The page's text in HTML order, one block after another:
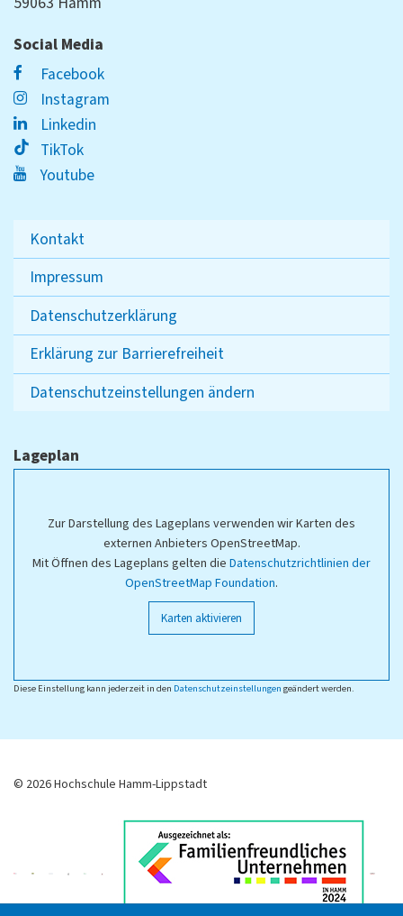
Social Media
Facebook
Instagram
Linkedin
TikTok
Youtube
Kontakt
Impressum
Datenschutzerklärung
Erklärung zur Barrierefreiheit
Datenschutzeinstellungen ändern
Lageplan
Zur Darstellung des Lageplans verwenden wir Karten des
externen Anbieters OpenStreetMap.
Mit Öffnen des Lageplans gelten die Datenschutzrichtlinien der
OpenStreetMap Foundation.
Karten aktivieren
Diese Einstellung kann jederzeit in den Datenschutzeinstellungen geändert werden.
© 2026 Hochschule Hamm-Lippstadt